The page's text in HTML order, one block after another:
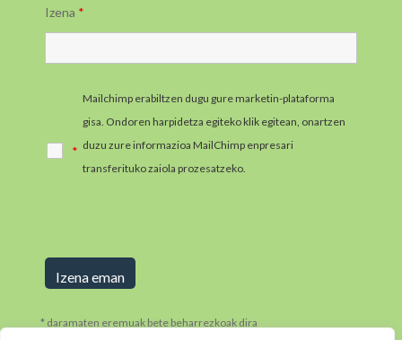
* daramaten eremuak bete beharrezkoak dira
Izena *
*
Mailchimp erabiltzen dugu gure marketin-plataforma
gisa. Ondoren harpidetza egiteko klik egitean, onartzen
duzu zure informazioa MailChimp enpresari
transferituko zaiola prozesatzeko.